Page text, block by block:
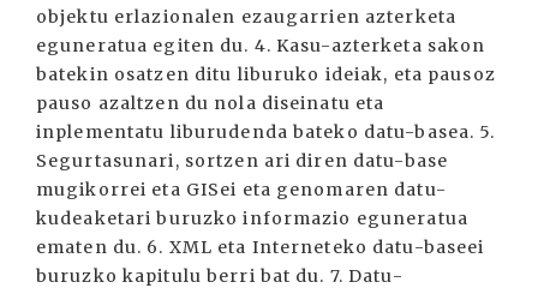
objektu erlazionalen ezaugarrien azterketa
eguneratua egiten du. 4. Kasu-azterketa sakon
batekin osatzen ditu liburuko ideiak, eta pausoz
pauso azaltzen du nola diseinatu eta
inplementatu liburudenda bateko datu-basea. 5.
Segurtasunari, sortzen ari diren datu-base
mugikorrei eta GISei eta genomaren datu-
kudeaketari buruzko informazio eguneratua
ematen du. 6. XML eta Interneteko datu-baseei
buruzko kapitulu berri bat du. 7. Datu-